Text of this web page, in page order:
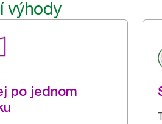
výhody
po jednom